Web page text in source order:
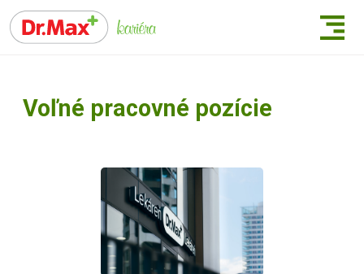
Voľné pracovné pozície